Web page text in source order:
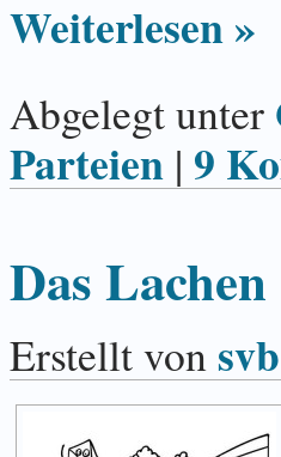
Weiterlesen »
Abgelegt unter
Parteien | 9
Das
Erstellt vonsvb